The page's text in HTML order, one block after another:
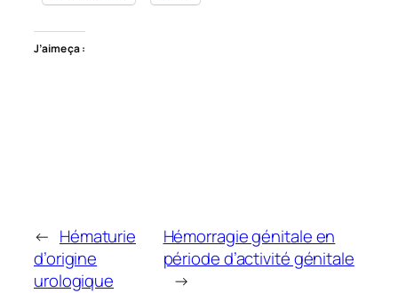
J’aime ça :
← Hématurie
d’origine
urologique
Hémorragie génitale en
période d’activité génitale
→